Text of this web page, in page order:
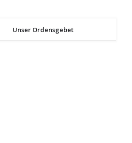
Unser Ordensgebet